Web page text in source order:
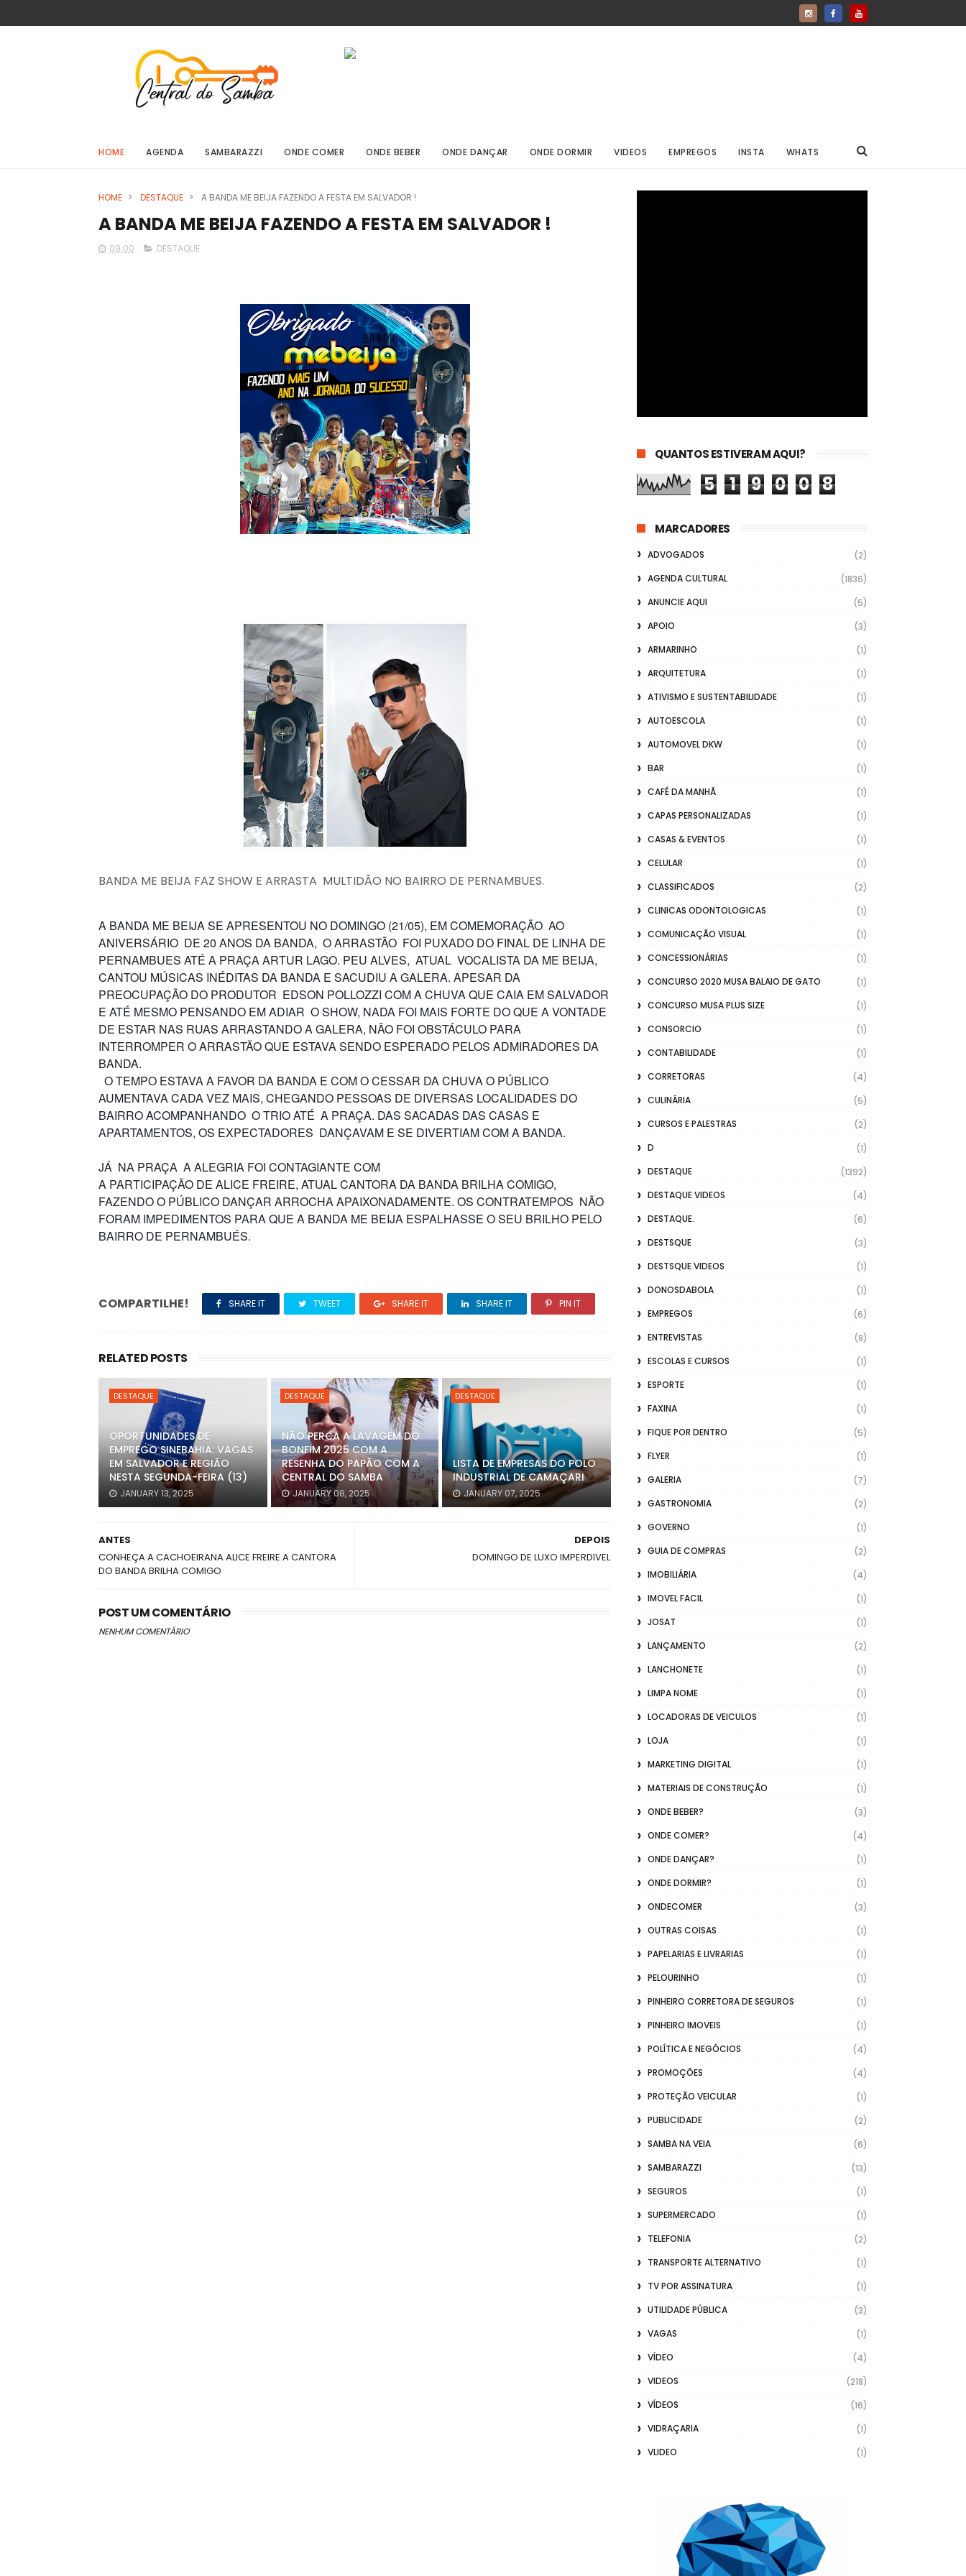
HOME AGENDA SAMBARAZZI ONDE COMER ONDE BEBER ONDE DANÇAR ONDE DORMIR VIDEOS EMPREGOS INSTA WHATS
HOME > DESTAQUE > A BANDA ME BEIJA FAZENDO A FESTA EM SALVADOR !
A BANDA ME BEIJA FAZENDO A FESTA EM SALVADOR !
09:00 DESTAQUE
BANDA ME BEIJA FAZ SHOW E ARRASTA MULTIDÃO NO BAIRRO DE PERNAMBUES.
A BANDA ME BEIJA SE APRESENTOU NO DOMINGO (21/05), EM COMEMORAÇÃO AO
ANIVERSÁRIO DE 20 ANOS DA BANDA, O ARRASTÃO FOI PUXADO DO FINAL DE LINHA DE
PERNAMBUES ATÉ A PRAÇA ARTUR LAGO. PEU ALVES, ATUAL VOCALISTA DA ME BEIJA,
CANTOU MÚSICAS INÉDITAS DA BANDA E SACUDIU A GALERA. APESAR DA
PREOCUPAÇÃO DO PRODUTOR EDSON POLLOZZI COM A CHUVA QUE CAIA EM SALVADOR
E ATÉ MESMO PENSANDO EM ADIAR O SHOW, NADA FOI MAIS FORTE DO QUE A VONTADE
DE ESTAR NAS RUAS ARRASTANDO A GALERA, NÃO FOI OBSTÁCULO PARA
INTERROMPER O ARRASTÃO QUE ESTAVA SENDO ESPERADO PELOS ADMIRADORES DA
BANDA.
O TEMPO ESTAVA A FAVOR DA BANDA E COM O CESSAR DA CHUVA O PÚBLICO
AUMENTAVA CADA VEZ MAIS, CHEGANDO PESSOAS DE DIVERSAS LOCALIDADES DO
BAIRRO ACOMPANHANDO O TRIO ATÉ A PRAÇA. DAS SACADAS DAS CASAS E
APARTAMENTOS, OS EXPECTADORES DANÇAVAM E SE DIVERTIAM COM A BANDA.
JÁ NA PRAÇA A ALEGRIA FOI CONTAGIANTE COM
A PARTICIPAÇÃO DE ALICE FREIRE, ATUAL CANTORA DA BANDA BRILHA COMIGO,
FAZENDO O PÚBLICO DANÇAR ARROCHA APAIXONADAMENTE. OS CONTRATEMPOS NÃO
FORAM IMPEDIMENTOS PARA QUE A BANDA ME BEIJA ESPALHASSE O SEU BRILHO PELO
BAIRRO DE PERNAMBUÉS.
COMPARTILHE! SHARE IT TWEET SHARE IT SHARE IT PIN IT
RELATED POSTS
DESTAQUE
OPORTUNIDADES DE
EMPREGO SINEBAHIA: VAGAS
EM SALVADOR E REGIÃO
NESTA SEGUNDA-FEIRA (13)
JANUARY 13, 2025
DESTAQUE
NÃO PERCA A LAVAGEM DO
BONFIM 2025 COM A
RESENHA DO PAPÃO COM A
CENTRAL DO SAMBA
JANUARY 08, 2025
DESTAQUE
LISTA DE EMPRESAS DO POLO
INDUSTRIAL DE CAMAÇARI
JANUARY 07, 2025
DEPOIS
DOMINGO DE LUXO IMPERDIVEL
ANTES
CONHEÇA A CACHOEIRANA ALICE FREIRE A CANTORA
DO BANDA BRILHA COMIGO
POST UM COMENTÁRIO
NENHUM COMENTÁRIO
QUANTOS ESTIVERAM AQUI?
5 1 9 0 0 8
MARCADORES
ADVOGADOS
(2)
AGENDA CULTURAL
(1836)
ANUNCIE AQUI
(5)
APOIO
(3)
ARMARINHO
(1)
ARQUITETURA
(1)
ATIVISMO E SUSTENTABILIDADE
(1)
AUTOESCOLA
(1)
AUTOMOVEL DKW
(1)
BAR
(1)
CAFÉ DA MANHÃ
(1)
CAPAS PERSONALIZADAS
(1)
CASAS & EVENTOS
(1)
CELULAR
(1)
CLASSIFICADOS
(2)
CLINICAS ODONTOLOGICAS
(1)
COMUNICAÇÃO VISUAL
(1)
CONCESSIONÁRIAS
(1)
CONCURSO 2020 MUSA BALAIO DE GATO
(1)
CONCURSO MUSA PLUS SIZE
(1)
CONSORCIO
(1)
CONTABILIDADE
(1)
CORRETORAS
(4)
CULINÁRIA
(5)
CURSOS E PALESTRAS
(2)
D
(1)
DESTAQUE
(1392)
DESTAQUE VIDEOS
(4)
DESTAQUE.
(6)
DESTSQUE
(3)
DESTSQUE VIDEOS
(1)
DONOSDABOLA
(1)
EMPREGOS
(6)
ENTREVISTAS
(8)
ESCOLAS E CURSOS
(1)
ESPORTE
(1)
FAXINA
(1)
FIQUE POR DENTRO
(5)
FLYER
(1)
GALERIA
(7)
GASTRONOMIA
(2)
GOVERNO
(1)
GUIA DE COMPRAS
(2)
IMOBILIÁRIA
(4)
IMOVEL FACIL
(1)
JOSAT
(1)
LANÇAMENTO
(2)
LANCHONETE
(1)
LIMPA NOME
(1)
LOCADORAS DE VEICULOS
(1)
LOJA
(1)
MARKETING DIGITAL
(1)
MATERIAIS DE CONSTRUÇÃO
(1)
ONDE BEBER?
(3)
ONDE COMER?
(4)
ONDE DANÇAR?
(1)
ONDE DORMIR?
(1)
ONDECOMER
(3)
OUTRAS COISAS
(1)
PAPELARIAS E LIVRARIAS
(1)
PELOURINHO
(1)
PINHEIRO CORRETORA DE SEGUROS
(1)
PINHEIRO IMOVEIS
(1)
POLÍTICA E NEGÓCIOS
(4)
PROMOÇÕES
(4)
PROTEÇÃO VEICULAR
(1)
PUBLICIDADE
(2)
SAMBA NA VEIA
(6)
SAMBARAZZI
(13)
SEGUROS
(1)
SUPERMERCADO
(1)
TELEFONIA
(2)
TRANSPORTE ALTERNATIVO
(1)
TV POR ASSINATURA
(1)
UTILIDADE PÚBLICA
(3)
VAGAS
(1)
VÍDEO
(4)
VIDEOS
(218)
VÍDEOS
(16)
VIDRAÇARIA
(1)
VLIDEO
(1)